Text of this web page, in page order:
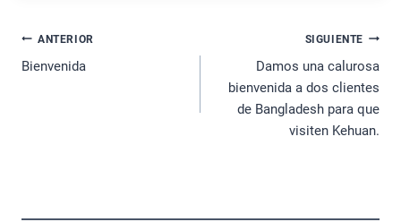
Navegación
De
ANTERIOR
Bienvenida
SIGUIENTE
Damos una calurosa
bienvenida a dos clientes
de Bangladesh para que
visiten Kehuan.